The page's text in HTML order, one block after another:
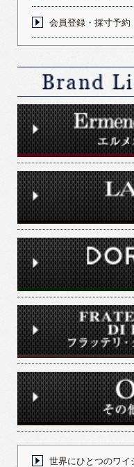
会員登録・採寸予約
世界にひとつのワイ